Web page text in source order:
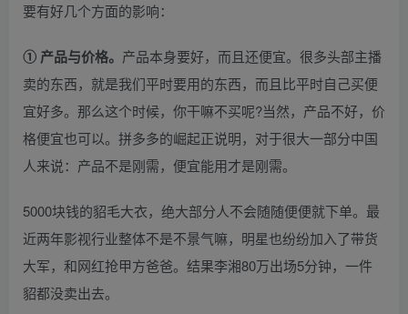
要有好几个方面的影响：
① 产品与价格。 产品本身要好，而且还便宜。很多头部主播
卖的东西，就是我们平时要用的东西，而且比平时自己买便
宜好多。那么这个时候，你干嘛不买呢?当然，产品不好，价
格便宜也可以。拼多多的崛起正说明，对于很大一部分中国
人来说：产品不是刚需，便宜能用才是刚需。
5000块钱的貂毛大衣，绝大部分人不会随随便便就下单。最
近两年影视行业整体不是不景气嘛，明星也纷纷加入了带货
大军，和网红抢甲方爸爸。结果李湘80万出场5分钟，一件
貂都没卖出去。